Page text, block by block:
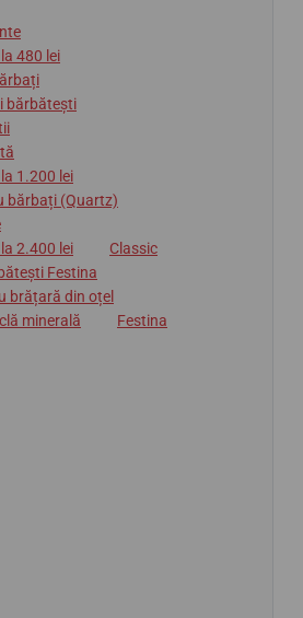
480 lei
bărbătești
1.200 lei
bărbați (Quartz)
2.400 lei
Classic
Festina
brățară din oțel
minerală
Festina